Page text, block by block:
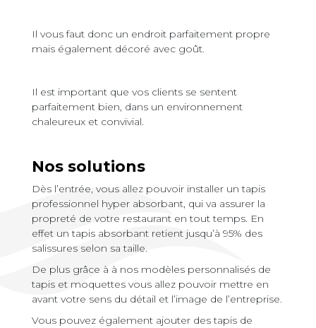
Il vous faut donc un endroit parfaitement propre
mais également décoré avec goût.
Il est important que vos clients se sentent
parfaitement bien, dans un environnement
chaleureux et convivial.
Nos solutions
Dès l’entrée, vous allez pouvoir installer un tapis
professionnel hyper absorbant, qui va assurer la
propreté de votre restaurant en tout temps. En
effet un tapis absorbant retient jusqu’à 95% des
salissures selon sa taille.
De plus grâce à à nos modèles personnalisés de
tapis et moquettes vous allez pouvoir mettre en
avant votre sens du détail et l’image de l’entreprise.
Vous pouvez également ajouter des tapis de